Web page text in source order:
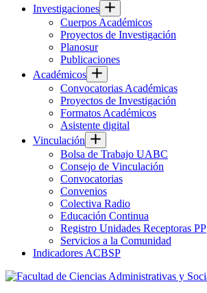
Investigaciones
Cuerpos Académicos
Proyectos de Investigación
Planosur
Publicaciones
Académicos
Convocatorias Académicas
Proyectos de Investigación
Formatos Académicos
Asistente digital
Vinculación
Bolsa de Trabajo UABC
Consejo de Vinculación
Convocatorias
Convenios
Colectiva Radio
Educación Continua
Registro Unidades Receptoras PP
Servicios a la Comunidad
Indicadores ACBSP